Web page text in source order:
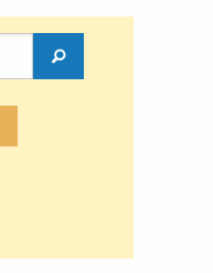
Rechercher